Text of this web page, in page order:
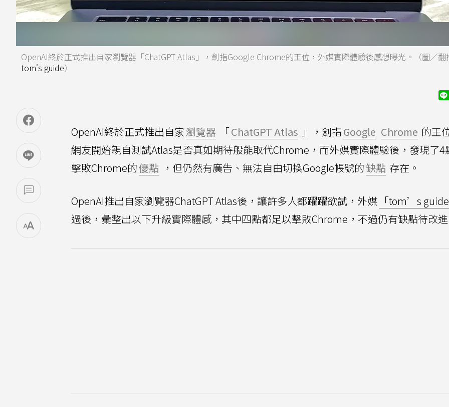
OpenAI終於正式推出自家瀏覽器「ChatGPT Atlas」，劍指Google Chrome的王位，外媒實際體驗後感想曝光。（圖／翻
tom's guide）
OpenAI終於正式推出自家瀏覽器 「ChatGPT Atlas 」，劍指Google Chrome 的王
網友開始親自測試Atlas是否真如期待般能取代Chrome，而外媒實際體驗後，發現了4
擊敗Chrome的優點 ，但仍然有廣告、無法自由切換Google帳號的缺點 存在。
OpenAI推出自家瀏覽器ChatGPT Atlas後，讓許多人都躍躍欲試，外媒 「tom’s
過後，彙整出以下升級實際體感，其中四點都足以擊敗Chrome，不過仍有缺點待改